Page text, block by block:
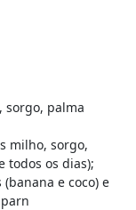
sorgo, palma
milho, sorgo,
todos os dias);
e coco) e